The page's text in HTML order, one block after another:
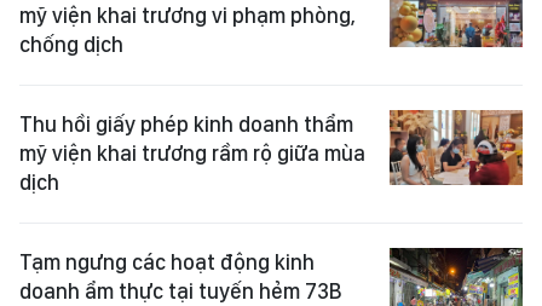
mỹ viện khai trương vi phạm phòng,
chống dịch
Thu hồi giấy phép kinh doanh thẩm
mỹ viện khai trương rầm rộ giữa mùa
dịch
Tạm ngưng các hoạt động kinh
doanh ẩm thực tại tuyến hẻm 73B